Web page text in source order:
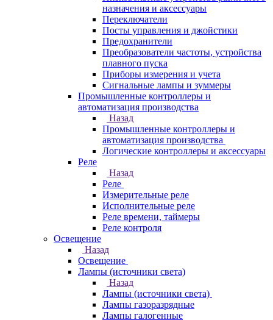
назначения и аксессуары
Переключатели
Посты управления и джойстики
Предохранители
Преобразователи частоты, устройства
плавного пуска
Приборы измерения и учета
Сигнальные лампы и зуммеры
Промышленные контроллеры и
автоматизация производства
Назад
Промышленные контроллеры и
автоматизация производства
Логические контроллеры и аксессуары
Реле
Назад
Реле
Измерительные реле
Исполнительные реле
Реле времени, таймеры
Реле контроля
Освещение
Назад
Освещение
Лампы (источники света)
Назад
Лампы (источники света)
Лампы газоразрядные
Лампы галогенные